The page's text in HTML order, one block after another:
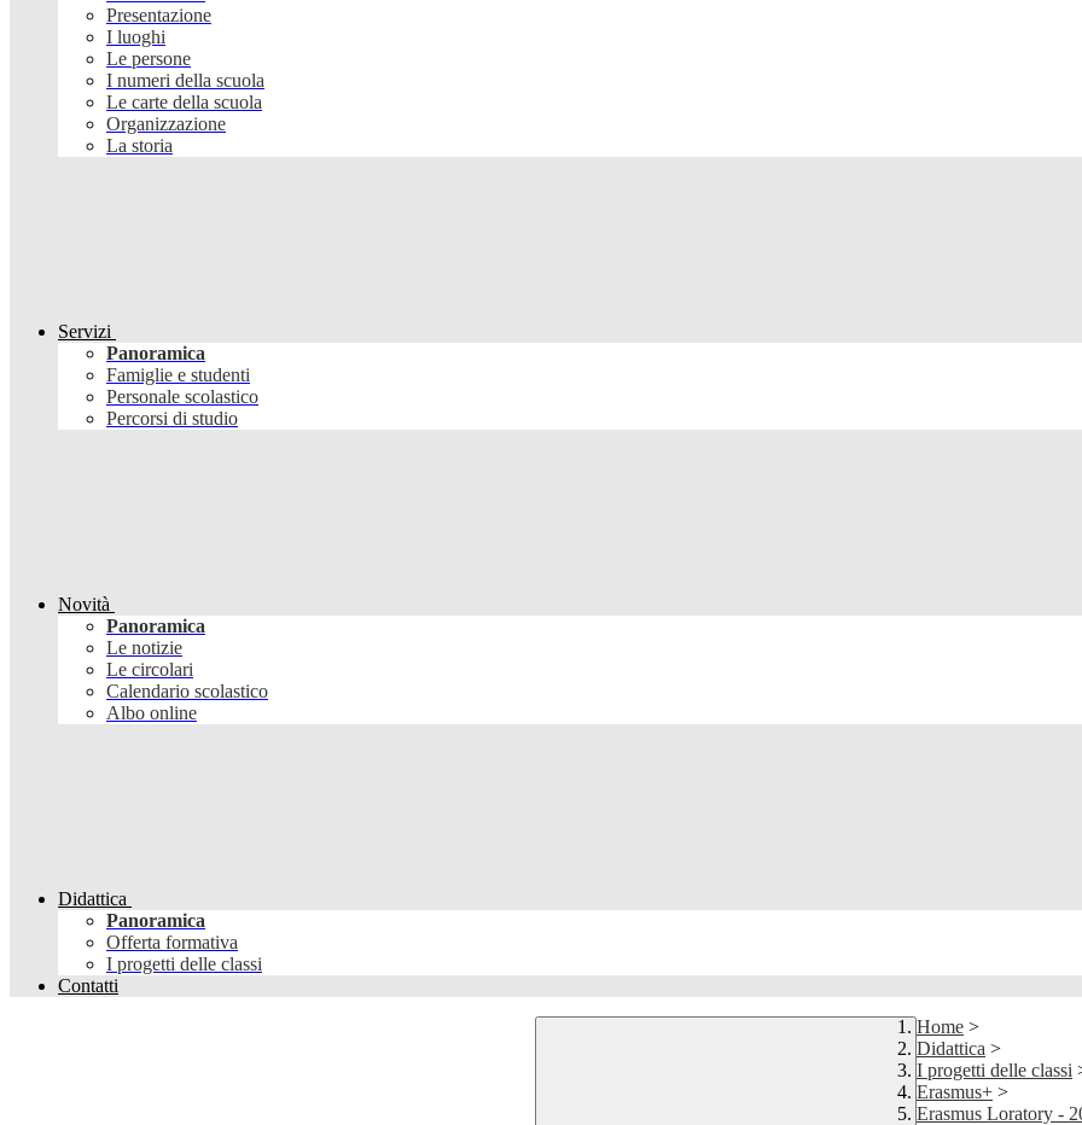
Presentazione
I luoghi
Le persone
I numeri della scuola
Le carte della scuola
Organizzazione
La storia
Servizi
Panoramica
Famiglie e studenti
Personale scolastico
Percorsi di studio
Novità
Panoramica
Le notizie
Le circolari
Calendario scolastico
Albo online
Didattica
Panoramica
Offerta formativa
I progetti delle classi
Contatti
Home >
Didattica >
I progetti delle classi
Erasmus+ >
Erasmus Loratory -